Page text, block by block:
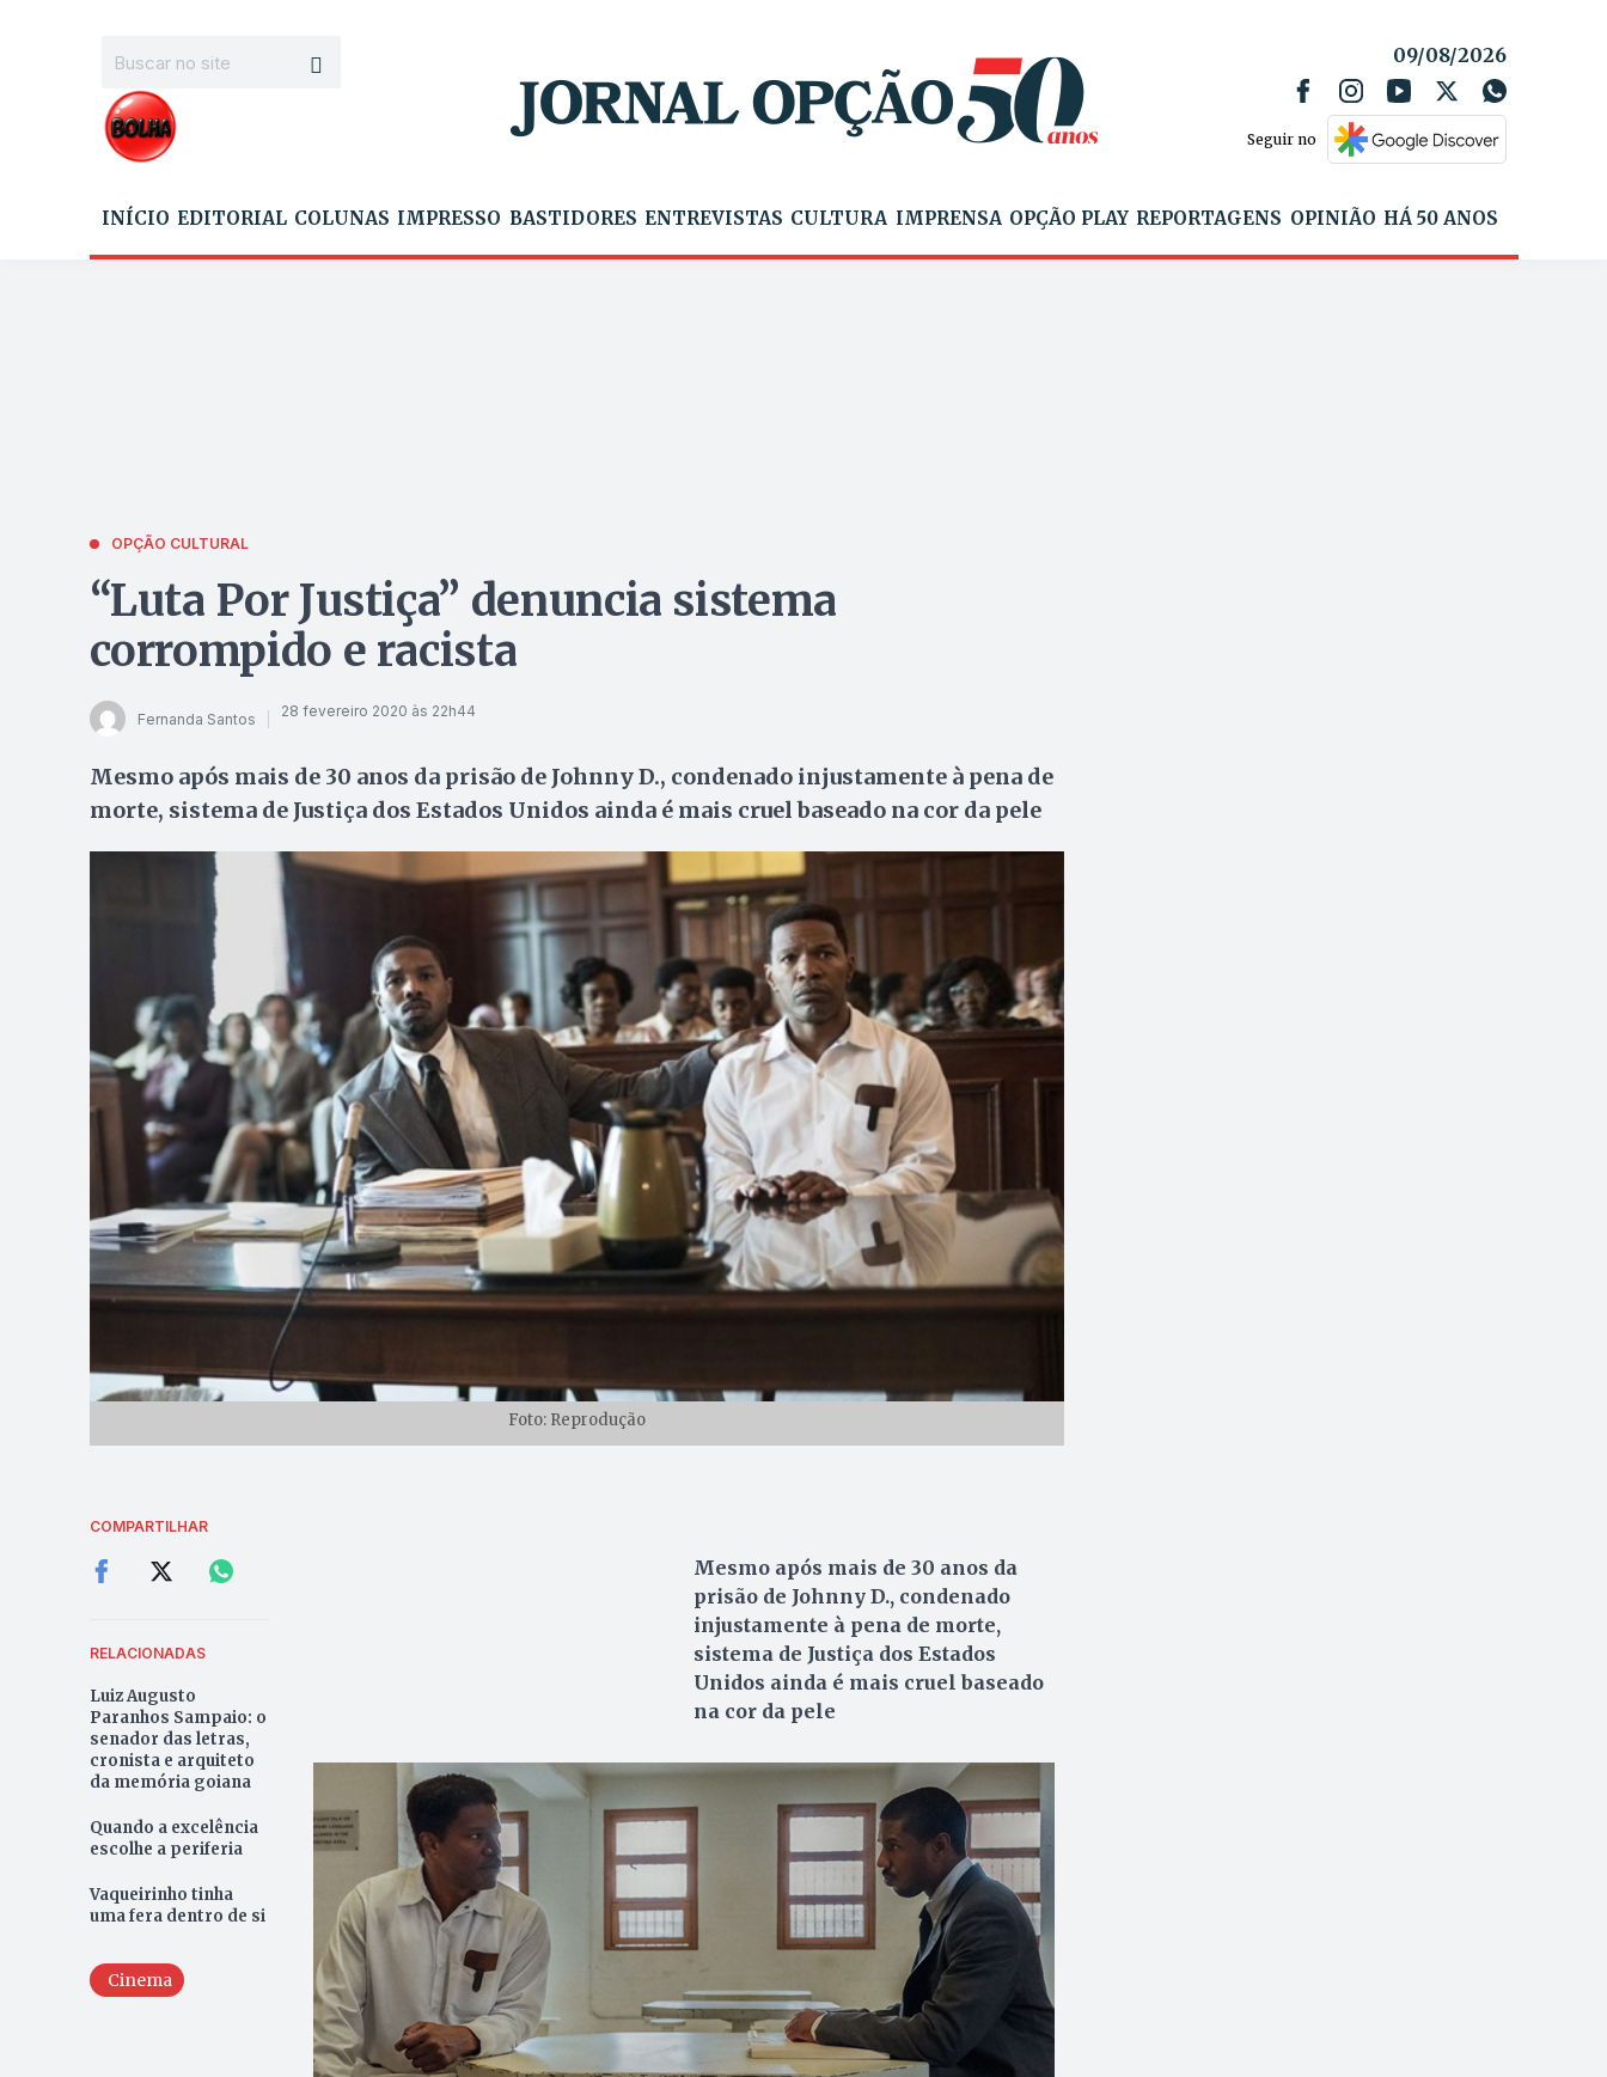
09/08/2026
Seguir no
INÍCIO EDITORIAL COLUNAS IMPRESSO BASTIDORES ENTREVISTAS CULTURA IMPRENSA OPÇÃO PLAY REPORTAGENS OPINIÃO HÁ 50 ANOS
OPÇÃO CULTURAL
“Luta Por Justiça” denuncia sistema
corrompido e racista
Fernanda Santos 28 fevereiro 2020 às 22h44
Mesmo após mais de 30 anos da prisão de Johnny D., condenado injustamente à pena de
morte, sistema de Justiça dos Estados Unidos ainda é mais cruel baseado na cor da pele
Foto: Reprodução
COMPARTILHAR
RELACIONADAS
Luiz Augusto
Paranhos Sampaio: o
senador das letras,
cronista e arquiteto
da memória goiana
Quando a excelência
escolhe a periferia
Vaqueirinho tinha
uma fera dentro de si
Cinema
Mesmo após mais de 30 anos da
prisão de Johnny D., condenado
injustamente à pena de morte,
sistema de Justiça dos Estados
Unidos ainda é mais cruel baseado
na cor da pele